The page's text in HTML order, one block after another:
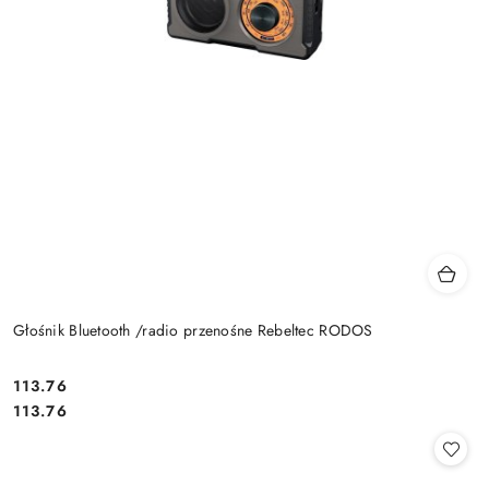
Głośnik Bluetooth /radio przenośne Rebeltec RODOS
Cena:
113.76
Cena:
113.76